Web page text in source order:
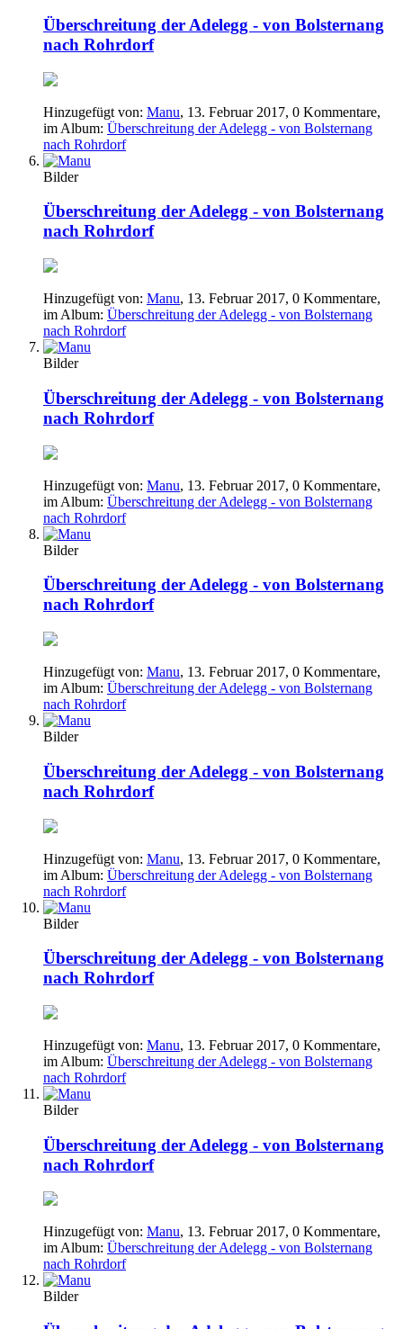
Überschreitung der Adelegg - von Bolsternang
nach Rohrdorf
Hinzugefügt von: Manu, 13. Februar 2017, 0 Kommentare,
im Album: Überschreitung der Adelegg - von Bolsternang
nach Rohrdorf
Bilder
Überschreitung der Adelegg - von Bolsternang
nach Rohrdorf
Hinzugefügt von: Manu, 13. Februar 2017, 0 Kommentare,
im Album: Überschreitung der Adelegg - von Bolsternang
nach Rohrdorf
Bilder
Überschreitung der Adelegg - von Bolsternang
nach Rohrdorf
Hinzugefügt von: Manu, 13. Februar 2017, 0 Kommentare,
im Album: Überschreitung der Adelegg - von Bolsternang
nach Rohrdorf
Bilder
Überschreitung der Adelegg - von Bolsternang
nach Rohrdorf
Hinzugefügt von: Manu, 13. Februar 2017, 0 Kommentare,
im Album: Überschreitung der Adelegg - von Bolsternang
nach Rohrdorf
Bilder
Überschreitung der Adelegg - von Bolsternang
nach Rohrdorf
Hinzugefügt von: Manu, 13. Februar 2017, 0 Kommentare,
im Album: Überschreitung der Adelegg - von Bolsternang
nach Rohrdorf
Bilder
Überschreitung der Adelegg - von Bolsternang
nach Rohrdorf
Hinzugefügt von: Manu, 13. Februar 2017, 0 Kommentare,
im Album: Überschreitung der Adelegg - von Bolsternang
nach Rohrdorf
Bilder
Überschreitung der Adelegg - von Bolsternang
nach Rohrdorf
Hinzugefügt von: Manu, 13. Februar 2017, 0 Kommentare,
im Album: Überschreitung der Adelegg - von Bolsternang
nach Rohrdorf
Bilder